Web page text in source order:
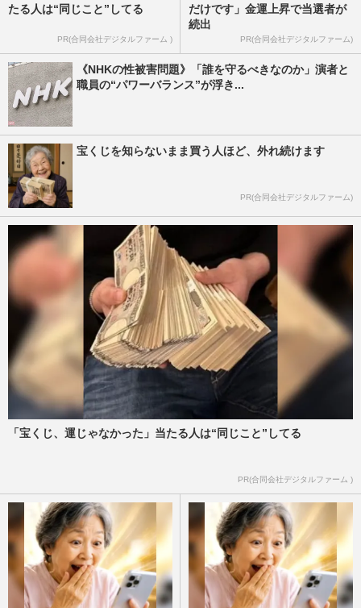
たる人は“同じこと”してる
PR(合同会社デジタルファーム )
だけです」金運上昇で当選者が
続出
PR(合同会社デジタルファーム)
《NHKの性被害問題》「誰を守るべきなのか」演者と
職員の“パワーバランス”が浮き...
宝くじを知らないまま買う人ほど、外れ続けます
PR(合同会社デジタルファーム)
「宝くじ、運じゃなかった」当たる人は“同じこと”してる
PR(合同会社デジタルファーム )